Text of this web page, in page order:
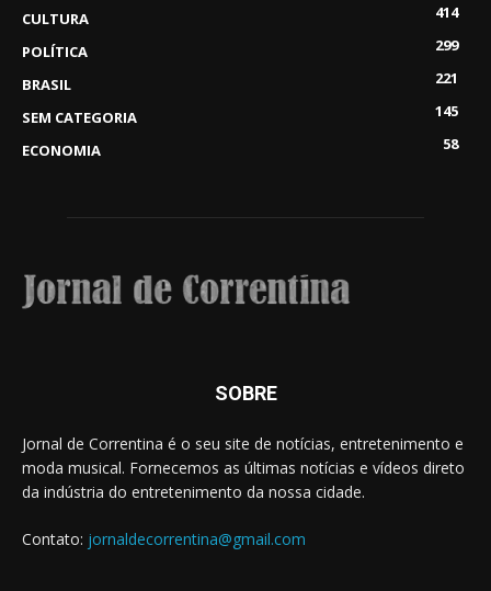
CULTURA
414
POLÍTICA
299
BRASIL
221
SEM CATEGORIA
145
ECONOMIA
58
SOBRE
Jornal de Correntina é o seu site de notícias, entretenimento e
moda musical. Fornecemos as últimas notícias e vídeos direto
da indústria do entretenimento da nossa cidade.
Contato: jornaldecorrentina@gmail.com